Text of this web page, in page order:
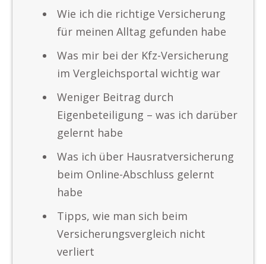
Wie ich die richtige Versicherung
für meinen Alltag gefunden habe
Was mir bei der Kfz-Versicherung
im Vergleichsportal wichtig war
Weniger Beitrag durch
Eigenbeteiligung – was ich darüber
gelernt habe
Was ich über Hausratversicherung
beim Online-Abschluss gelernt
habe
Tipps, wie man sich beim
Versicherungsvergleich nicht
verliert